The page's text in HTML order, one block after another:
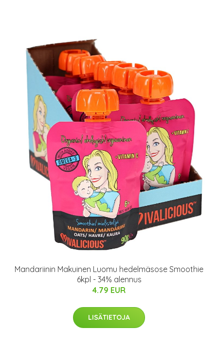
Mandariinin Makuinen Luomu hedelmäsose Smoothie
6kpl - 34% alennus
4.79 EUR
LISÄTIETOJA